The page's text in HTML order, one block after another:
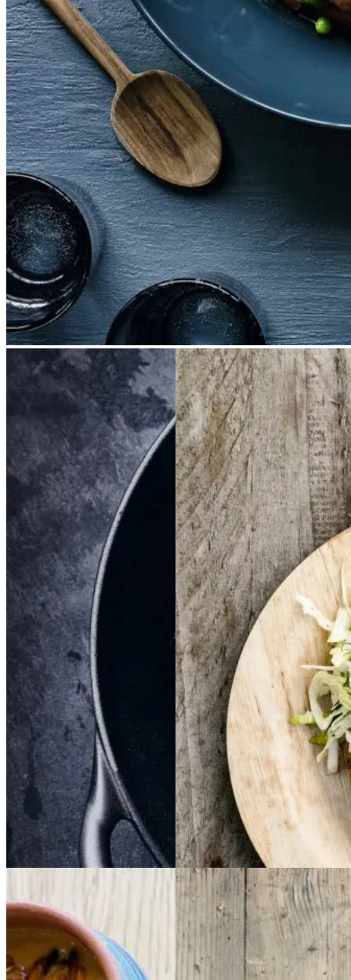
råvarer. Den elskede kartoffel får
tit en fremtrædende rolle i denne
bjergkøkken ret, som har rødder i
Andesbjergene.
BraiseretBraiseret
oksetværreboksetvæ
rreb
Gem opskrift
Dansk mad
Vintermad
Aftensmad
FrikadellerFrikadell
er medmed
smørspidskål,smørsp
idskål,
kartoflerkartofler
ogog
sennepsdressingsenn
epsdressing
Gem opskrift
Aftensmad
Forårsmad
Sommermad
Dansk mad